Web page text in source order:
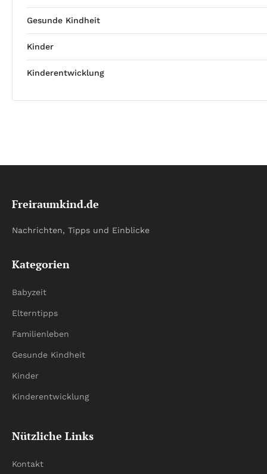
Gesunde Kindheit
Kinder
Kinderentwicklung
Freiraumkind.de
Nachrichten, Tipps und Einblicke
Kategorien
Babyzeit
Elterntipps
Familienleben
Gesunde Kindheit
Kinder
Kinderentwicklung
Nützliche Links
Kontakt